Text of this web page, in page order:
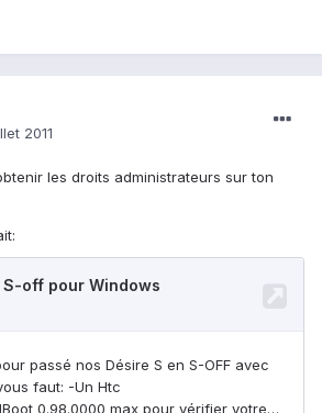
2011
les droits administrateurs sur ton